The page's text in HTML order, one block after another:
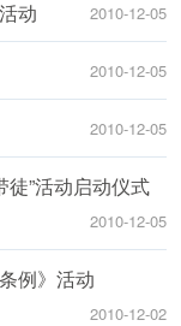
动 2010-12-05
2010-12-05
2010-12-05
”活动启动仪式
2010-12-05
例》活动
2010-12-02